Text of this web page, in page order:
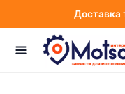
Доставка